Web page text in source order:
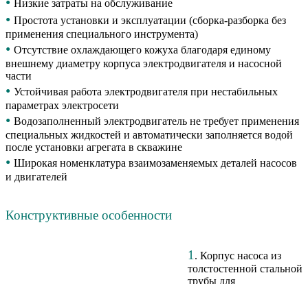
Низкие затраты на обслуживание
• Простота установки и эксплуатации (сборка-разборка без
применения специального инструмента)
• Отсутствие охлаждающего кожуха благодаря единому
внешнему диаметру корпуса электродвигателя и насосной
части
• Устойчивая работа электродвигателя при нестабильных
параметрах электросети
• Водозаполненный электродвигатель не требует применения
специальных жидкостей и автоматически заполняется водой
после установки агрегата в скважине
• Широкая номенклатура взаимозаменяемых деталей насосов
и двигателей
Конструктивные особенности
1 . Корпус насоса из
толстостенной стальной
трубы для